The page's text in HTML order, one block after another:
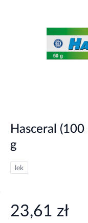
Hasceral
g
lek
23,61 zł